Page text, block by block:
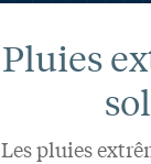
Pluies
Les pluies